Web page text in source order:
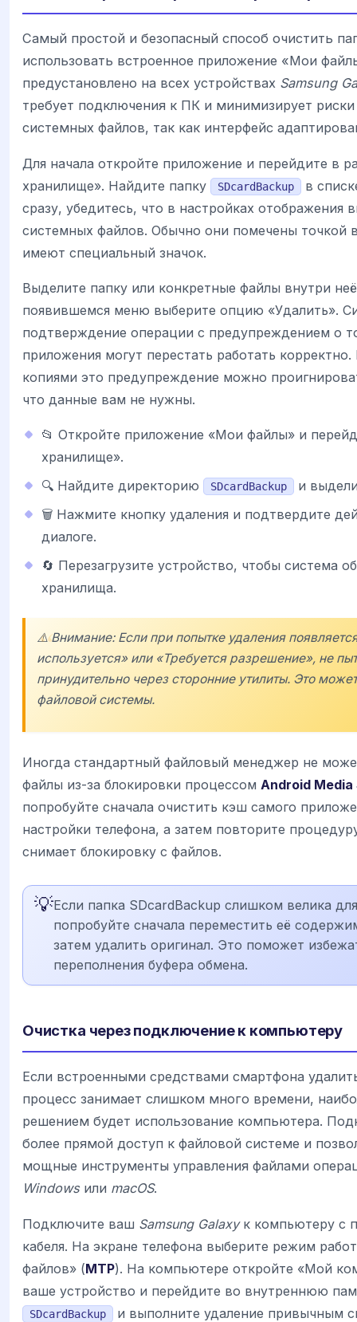
Самый простой и безопасный способ очистить
использовать встроенное приложение «Мои
предустановлено на всех устройствах Samsung
требует подключения к ПК и минимизирует
системных файлов, так как интерфейс
Для начала откройте приложение и перейдите в
хранилище». Найдите папку
SDcardBackup
в
сразу, убедитесь, что в настройках отображения
системных файлов. Обычно они помечены точкой
имеют специальный значок.
Выделите папку или конкретные файлы внутри
появившемся меню выберите опцию «Удалить».
подтверждение операции с предупреждением о
приложения могут перестать работать
копиями это предупреждение можно
что данные вам не нужны.
📂 Откройте приложение «Мои файлы» и
хранилище».
🔍 Найдите директорию
SDcardBackup
и
🗑️ Нажмите кнопку удаления и подтвердите
диалоге.
🔄 Перезагрузите устройство, чтобы система
хранилища.
⚠️ Внимание: Если при попытке удаления
используется» или «Требуется разрешение», не
принудительно через сторонние утилиты. Это
файловой системы.
Иногда стандартный файловый менеджер не
файлы из-за блокировки процессом Android Media
попробуйте сначала очистить кэш самого
настройки телефона, а затем повторите
снимает блокировку с файлов.
💡Если папка SDcardBackup слишком велика
попробуйте сначала переместить её
затем удалить оригинал. Это поможет
переполнения буфера обмена.
Очистка через подключение к компьютеру
Если встроенными средствами смартфона
процесс занимает слишком много времени,
решением будет использование компьютера.
более прямой доступ к файловой системе и
мощные инструменты управления файлами
Windowsили macOS.
Подключите ваш Samsung Galaxyк компьютеру с
кабеля. На экране телефона выберите режим
файлов» (MTP). На компьютере откройте «Мой
ваше устройство и перейдите во внутреннюю
SDcardBackup и выполните удаление привычным